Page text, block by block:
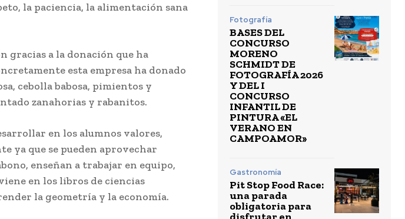
la paciencia, la alimentación sana
gracias a la donación que ha
esta empresa ha donado
cebolla babosa, pimientos y
zanahorias y rabanitos.
en los alumnos valores,
ya que se pueden aprovechar
enseñan a trabajar en equipo,
en los libros de ciencias
la geometría y la economía.
Fotografía
BASES DEL
CONCURSO
MORENO
SCHMIDT DE
FOTOGRAFÍA 2026
Y DEL I
CONCURSO
INFANTIL DE
PINTURA «EL
VERANO EN
CAMPOAMOR»
Gastronomía
Pit Stop Food Race:
una parada
obligatoria para